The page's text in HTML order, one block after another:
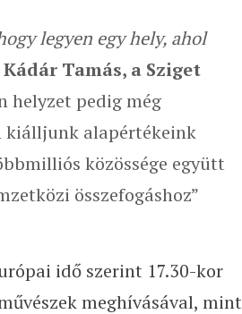
legyen egy hely, ahol
Tamás, a Sziget
helyzet pedig még
kiálljunk alapértékeink
közössége együtt
összefogáshoz”
idő szerint 17.30-kor
meghívásával, mint